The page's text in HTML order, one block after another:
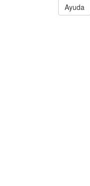
Ayuda